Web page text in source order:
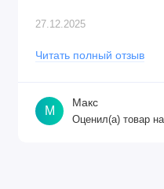
27.12.2025
Читать полный отзыв
М
Макс
Оценил(а) товар на